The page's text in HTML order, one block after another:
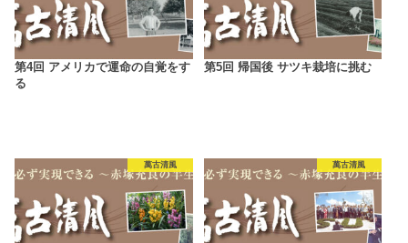
第4回 アメリカで運命の自覚をす
る
第5回 帰国後 サツキ栽培に挑む
萬古清風 萬古清風